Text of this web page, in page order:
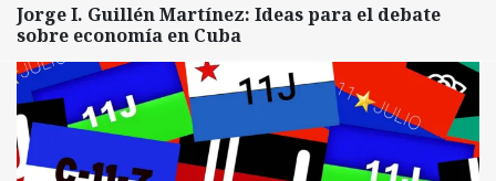
Jorge I. Guillén Martínez: Ideas para el debate
sobre economía en Cuba